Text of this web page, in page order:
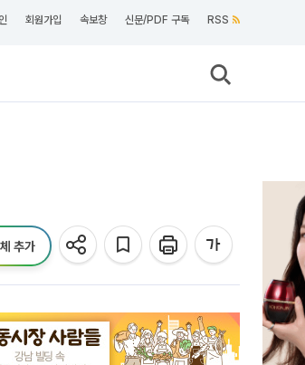
회원가입 속보창 신문/PDF 구독 RSS
추가